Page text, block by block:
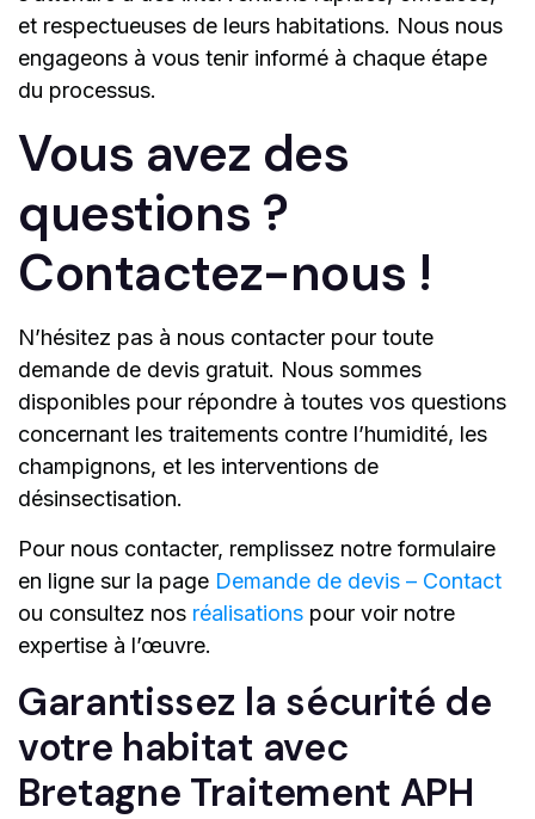
et respectueuses de leurs habitations. Nous nous
engageons à vous tenir informé à chaque étape
du processus.
Vous avez des
questions ?
Contactez-nous !
N’hésitez pas à nous contacter pour toute
demande de devis gratuit. Nous sommes
disponibles pour répondre à toutes vos questions
concernant les traitements contre l’humidité, les
champignons, et les interventions de
désinsectisation.
Pour nous contacter, remplissez notre formulaire
en ligne sur la page Demande de devis – Contact
ou consultez nos réalisations pour voir notre
expertise à l’œuvre.
Garantissez la sécurité de
votre habitat avec
Bretagne Traitement APH